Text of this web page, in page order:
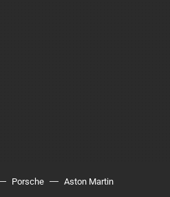
Porsche Aston Martin